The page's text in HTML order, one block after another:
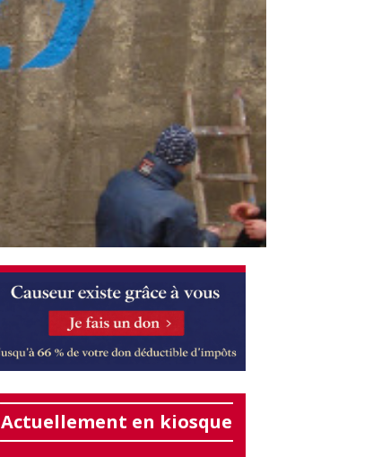
Actuellement en kiosque